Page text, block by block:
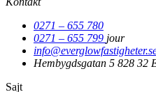
0271 – 655 780
0271 – 655 799 jour
Hembygdsgatan 5 828 32
Sajt